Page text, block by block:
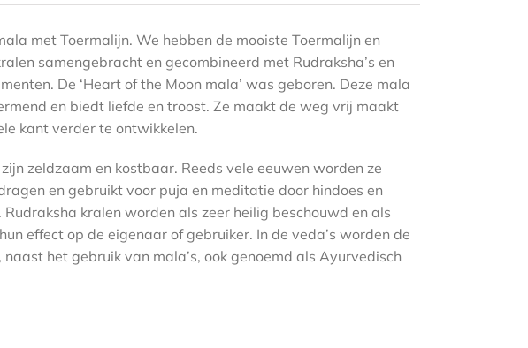
met Toermalijn. We hebben de mooiste Toermalijn en
samengebracht en gecombineerd met Rudraksha’s en
De ‘Heart of the Moon mala’ was geboren. Deze mala
en biedt liefde en troost. Ze maakt de weg vrij maakt
kant verder te ontwikkelen.
zijn zeldzaam en kostbaar. Reeds vele eeuwen worden ze
en gebruikt voor puja en meditatie door hindoes en
Rudraksha kralen worden als zeer heilig beschouwd en als
effect op de eigenaar of gebruiker. In de veda’s worden de
naast het gebruik van mala’s, ook genoemd als Ayurvedisch